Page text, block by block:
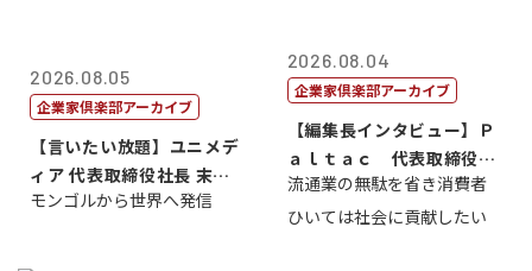
2026.08.05
企業家倶楽部アーカイブ
【言いたい放題】ユニメデ
ィア 代表取締役社長 末田
真
モンゴルから世界へ発信
2026.08.04
企業家倶楽部アーカイブ
【編集長インタビュー】Ｐ
ａｌｔａｃ 代表取締役会
長三木田國夫
流通業の無駄を省き消費者
ひいては社会に貢献したい